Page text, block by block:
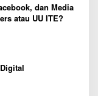
dan Media
atau UU ITE?